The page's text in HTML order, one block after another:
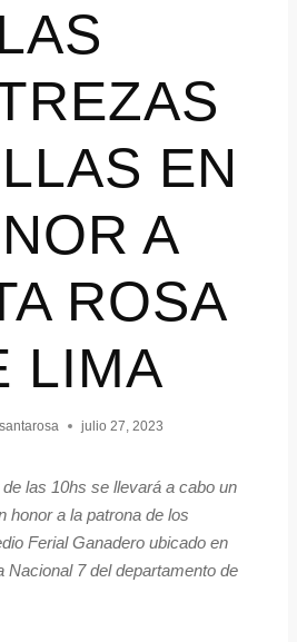
LAS
EN
A
ROSA
LIMA
julio 27, 2023
las 10hs se llevará a cabo un
honor a la patrona de los
Ferial Ganadero ubicado en
Nacional 7 del departamento de